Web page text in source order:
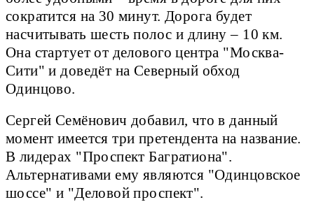
сократится на 30 минут. Дорога будет
насчитывать шесть полос и длину – 10 км.
Она стартует от делового центра "Москва-
Сити" и доведёт на Северный обход
Одинцово.
Сергей Семёнович добавил, что в данный
момент имеется три претендента на название.
В лидерах "Проспект Багратиона".
Альтернативами ему являются "Одинцовское
шоссе" и "Деловой проспект".